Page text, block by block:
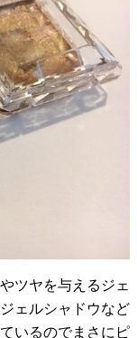
ツヤを与えるジェ
ェルシャドウなど
いるのでまさにピ